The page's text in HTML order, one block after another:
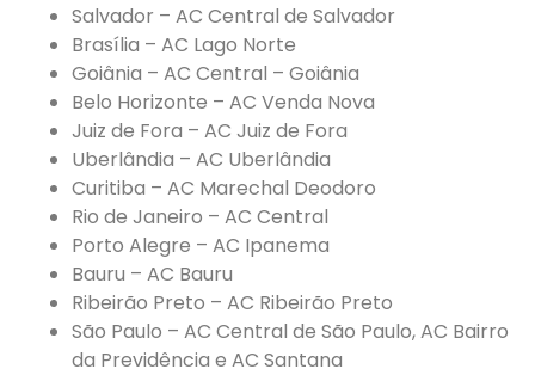
Salvador – AC Central de Salvador
Brasília – AC Lago Norte
Goiânia – AC Central – Goiânia
Belo Horizonte – AC Venda Nova
Juiz de Fora – AC Juiz de Fora
Uberlândia – AC Uberlândia
Curitiba – AC Marechal Deodoro
Rio de Janeiro – AC Central
Porto Alegre – AC Ipanema
Bauru – AC Bauru
Ribeirão Preto – AC Ribeirão Preto
São Paulo – AC Central de São Paulo, AC Bairro
da Previdência e AC Santana